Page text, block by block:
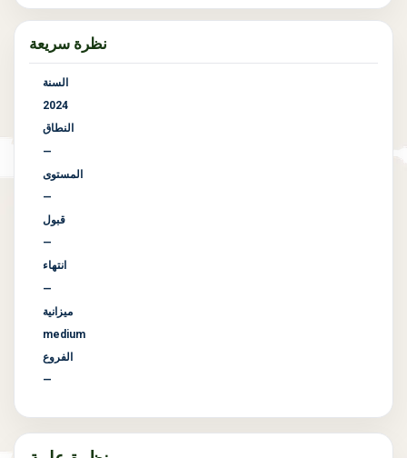
نظرة سريعة
السنة
2024
النطاق
—
المستوى
—
قبول
—
انتهاء
—
ميزانية
medium
الفروع
—